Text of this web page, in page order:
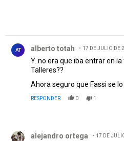
AT alberto totah 17 DE JULIO DE
Y..no era que iba entrar en
Talleres??
Ahora seguro que Fassi se
RESPONDER 0 1
alejandro ortega 17 DE